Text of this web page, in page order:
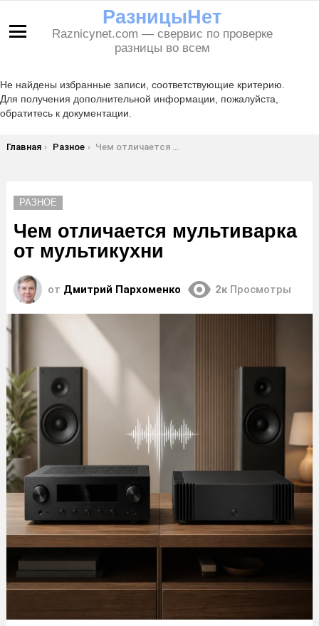
РазницыНет
Raznicynet.com — свервис по проверке
разницы во всем
Не найдены избранные записи, соответствующие критерию.
Для получения дополнительной информации, пожалуйста,
обратитесь к документации.
Вы здесь:
Главная Разное Чем отличается мультиварка от мультикухни
РАЗНОЕ
Чем отличается мультиварка
от мультикухни
от Дмитрий Пархоменко 2к Просмотры